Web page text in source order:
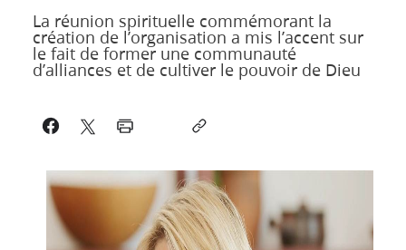
La réunion spirituelle commémorant la
création de l’organisation a mis l’accent sur
le fait de former une communauté
d’alliances et de cultiver le pouvoir de Dieu